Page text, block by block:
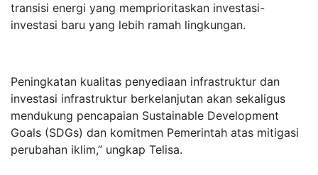
transisi energi yang memprioritaskan investasi-
investasi baru yang lebih ramah lingkungan.
Peningkatan kualitas penyediaan infrastruktur dan
investasi infrastruktur berkelanjutan akan sekaligus
mendukung pencapaian Sustainable Development
Goals (SDGs) dan komitmen Pemerintah atas mitigasi
perubahan iklim,” ungkap Telisa.